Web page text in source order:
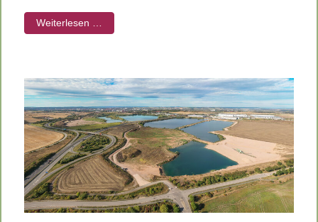
Weiterlesen …